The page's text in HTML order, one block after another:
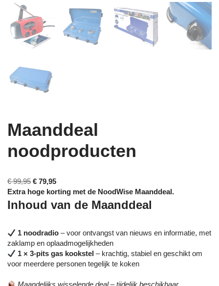
Maanddeal
noodproducten
€99,95 € 79,95
Extra hoge korting met de NoodWise Maanddeal.
Inhoud van de Maanddeal
1 noodradio – voor ontvangst van nieuws en informatie, met
zaklamp en oplaadmogelijkheden
1 × 3-pits gas kookstel – krachtig, stabiel en geschikt om
voor meerdere personen tegelijk te koken